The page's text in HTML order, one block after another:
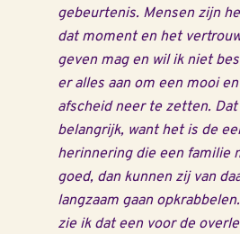
gebeurtenis. Mensen zijn
dat moment en het
geven mag en wil ik niet
er alles aan om een mooi
afscheid neer te zetten.
belangrijk, want het is de
herinnering die een familie
goed, dan kunnen zij van
langzaam gaan
zie ik dat een voor de